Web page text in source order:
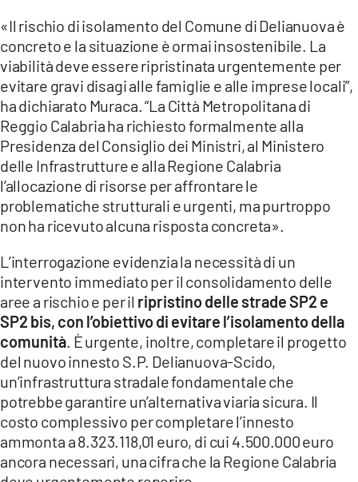
ANDROID
APPLE
«Il rischio di isolamento del Comune di Delianuova è
concreto e la situazione è ormai insostenibile. La
viabilità deve essere ripristinata urgentemente per
evitare gravi disagi alle famiglie e alle imprese locali”,
ha dichiarato Muraca. “La Città Metropolitana di
Reggio Calabria ha richiesto formalmente alla
Presidenza del Consiglio dei Ministri, al Ministero
delle Infrastrutture e alla Regione Calabria
l’allocazione di risorse per affrontare le
problematiche strutturali e urgenti, ma purtroppo
non ha ricevuto alcuna risposta concreta».
L’interrogazione evidenzia la necessità di un
intervento immediato per il consolidamento delle
aree a rischio e per il ripristino delle strade SP2 e
SP2 bis, con l’obiettivo di evitare l’isolamento della
comunità . È urgente, inoltre, completare il progetto
del nuovo innesto S.P. Delianuova-Scido,
un’infrastruttura stradale fondamentale che
potrebbe garantire un’alternativa viaria sicura. Il
costo complessivo per completare l’innesto
ammonta a 8.323.118,01 euro, di cui 4.500.000 euro
ancora necessari, una cifra che la Regione Calabria